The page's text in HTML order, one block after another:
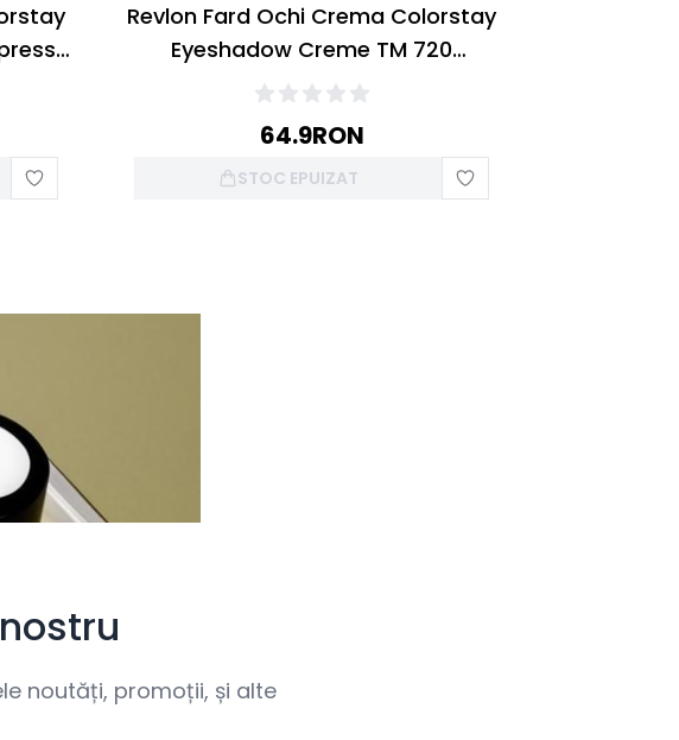
Revlon Fard Ochi Crema Colorstay
Eyeshadow Creme TM 720
Chocolate 5.2g
64.9RON
STOC EPUIZAT
noutăți, promoții, și alte